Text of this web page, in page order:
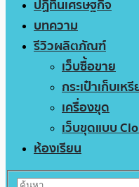
ปฏิทินเศรษฐกิจ
บทความ
รีวิวผลิตภัณฑ์
เว็บซื้อขาย
กระเป๋าเก็บเห
เครื่องขุด
เว็บขุดแบบ
ห้องเรียน